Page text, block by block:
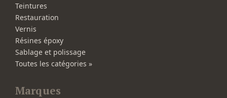
Teintures
Restauration
Vernis
Résines époxy
Sablage et polissage
Toutes les catégories »
Marques